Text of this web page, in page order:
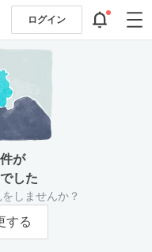
ログイン
が
した
しませんか？
する